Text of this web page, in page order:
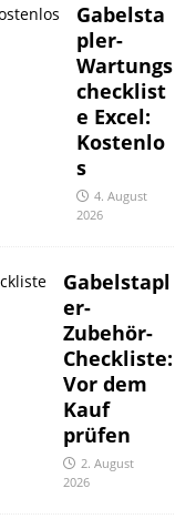
Gabelsta
pler-
Wartungs
checklist
e Excel:
Kostenlo
s
4. August
2026
Gabelstapl
er-
Zubehör-
Checkliste:
Vor dem
Kauf
prüfen
2. August
2026